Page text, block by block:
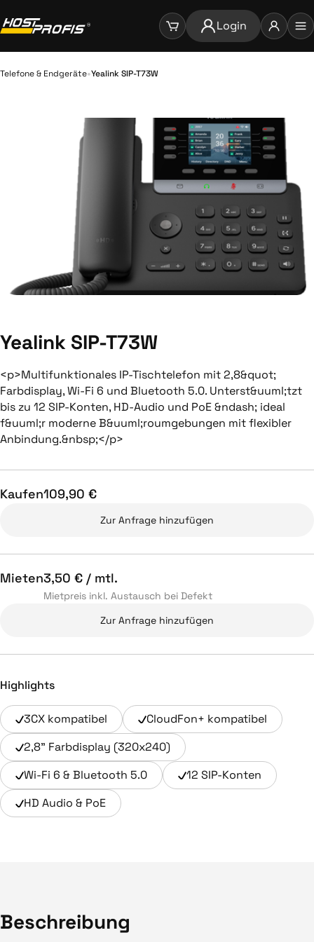
Login
Telefone & Endgeräte•Yealink SIP-T73W
Yealink SIP-T73W
<p>Multifunktionales IP-Tischtelefon mit 2,8&quot;
Farbdisplay, Wi-Fi 6 und Bluetooth 5.0. Unterst&uuml;tzt
bis zu 12 SIP-Konten, HD-Audio und PoE &ndash; ideal
f&uuml;r moderne B&uuml;roumgebungen mit flexibler
Anbindung.&nbsp;</p>
Kaufen109,90 €
Zur Anfrage hinzufügen
Mieten3,50 € / mtl.
Mietpreis inkl. Austausch bei Defekt
Zur Anfrage hinzufügen
Highlights
3CX kompatibel
CloudFon+ kompatibel
2,8" Farbdisplay (320x240)
Wi-Fi 6 & Bluetooth 5.0
12 SIP-Konten
HD Audio & PoE
Beschreibung